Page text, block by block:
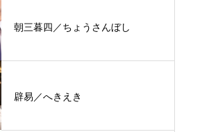
朝三暮四／ちょうさんぼし
辟易／へきえき